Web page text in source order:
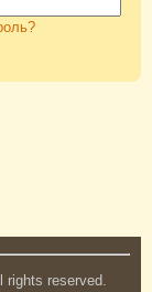
rights reserved.